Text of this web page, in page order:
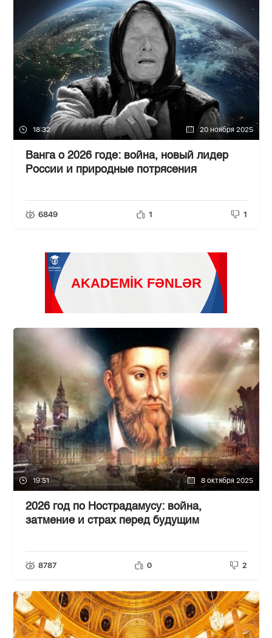
18:32 20 ноября 2025
Ванга о 2026 годе: война, новый лидер
России и природные потрясения
6849 1 1
19:51 8 октября 2025
2026 год по Нострадамусу: война,
затмение и страх перед будущим
8787 0 2